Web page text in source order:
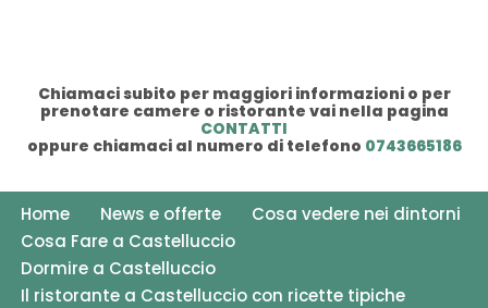
Chiamaci subito per maggiori informazioni o per
prenotare camere o ristorante vai nella pagina
CONTATTI
oppure chiamaci al numero di telefono 0743665186
Home News e offerte
Cosa vedere nei dintorni
Cosa Fare a Castelluccio
Dormire a Castelluccio
Il ristorante a Castelluccio con ricette tipiche